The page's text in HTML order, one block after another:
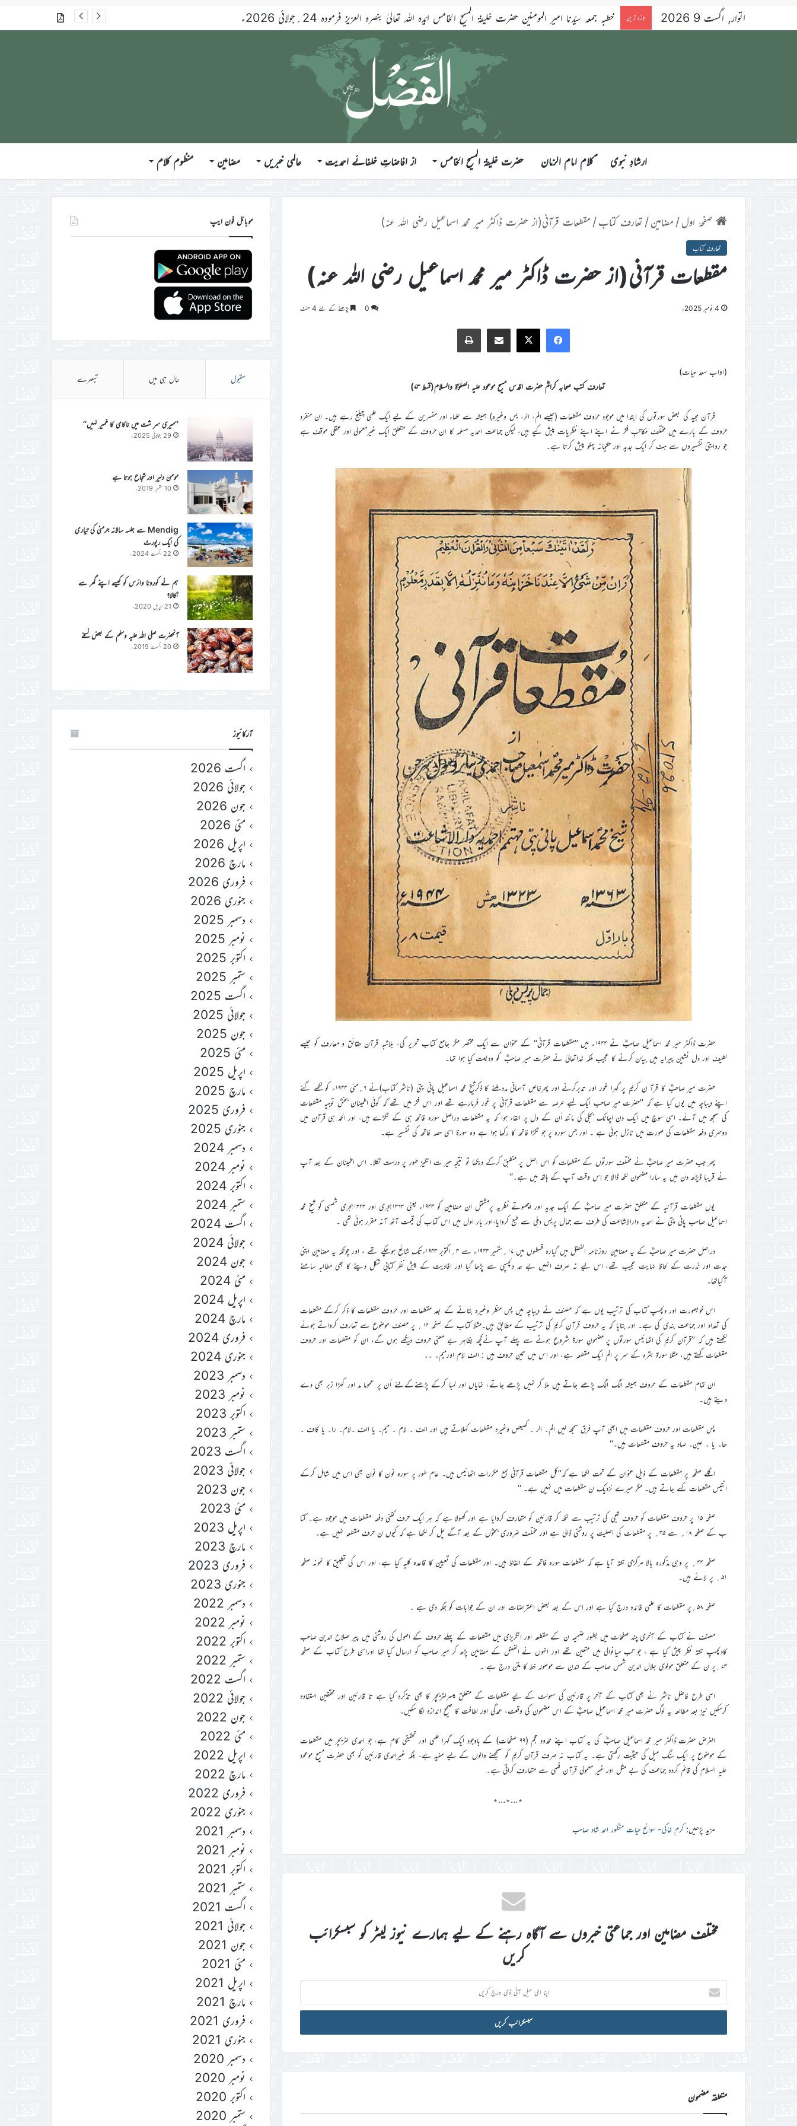
اتوار, اگست 9 2026 تازہ ترین بچوں کا الفضل 9؍اگست 2026ء گذشتہ شمارے
ارشادِ نبوی ؑکلام امام الزمان حضرت خلیفۃ المسیح الخامس از افاضاتِ خلفائے احمدیت عالمی خبریں مضامین منظوم کلام
صفحۂ اول/ مضامین/تعارف کتاب/ مقطعات قرآنی(از حضرت ڈاکٹر میر محمد اسماعیل رضی اللہ عنہ)
تعارف کتاب
مقطعات قرآنی(از حضرت ڈاکٹر میر محمد اسماعیل رضی اللہ عنہ)
4 نومبر 2025ء 0 پڑھنے کے لئے 4 منٹ
Facebook
X
Share via Email
Print
(اواب سعد حیات)
تعارف کتب صحابہ کرامؓ حضرت اقدس مسیح موعود علیہ الصلوٰۃ والسلام(قسط ۷۳)
قرآن مجید کی بعض سورتوں کی ابتدا میں موجود حروف مقطعات (جیسے الم، الر، یس وغیرہ) ہمیشہ سے علماء اور مفسرین کے لیے ایک علمی چیلنج رہے ہیں۔ ان منفرد
حروف کے بارے میں مختلف مکاتبِ فکر نے اپنے اپنے نظریات پیش کیے ہیں، لیکن جماعت احمدیہ مسلمہ کا اِن حروف کے متعلق ایک غیرمعمولی اور عقلی موقف ہے
جو روایتی تفسیروں سے ہٹ کر ایک جدید اور حکیمانہ پہلو پیش کرتا ہے۔
حضرت ڈاکٹر میر محمد اسماعیل صاحبؓ نے ۱۹۴۴ء میں ’’مقطعات قرآنی‘‘ کے عنوان سے ایک مختصر مگر جامع کتاب تحریر کی، بلاشبہ قرآن حقائق و معارف کو جیسے
لطیف اور دل نشین پیرایہ میں بیان کرنے کا عجیب ملکہ خداتعالیٰ نے حضرت میر صاحبؓ کو ودیعت کیا ہوا تھا۔
حضرت میر صاحبؓ کا قرآ ن کریم پر گہرا غور اور تدبرکرنے اور پھرخاص آسمانی مدد ملنے کا ذکرشیخ محمد اسماعیل پانی پتی (ناشر کتاب)نے ۶؍مئی ۱۹۴۴ء کو لکھے گئے
اپنے دیباچہ میں یوں کیا ہے کہ ’’حضرت میر صاحب ایک لمبے عرصہ سے مقطعات قرآنی پر غور فرمارہے تھے اور اس فکر میں تھے کہ کوئی اطمینان بخش توجیہ مقطعات
کی سمجھ میں آئے۔ اسی سوچ میں ایک دن اچانک بجلی کی مانند اُن کے دل پر القاء ہوا کہ یہ مقطعات دراصل سورہ فاتحہ ہی کے ٹکڑے ہیں، اور الحمد ہی قرآن میں
دوسری دفعہ مقطعات کی صورت میں نازل ہوئی ہے ۔ اور جس سورہ پر جو ٹکڑا فاتحہ کا رکھا ہوا ہے وہ سورۃ اسی حصہ فاتحہ کی تفسیر ہے۔
پھر جب حضرت میر صاحبؓ نے مختلف سورتوں کے مقطعات کو اس اصل پر منطبق کرکے دیکھا تو نتیجہ حیر ت انگیز طور پر درست نکلا۔ اس اطمینان کے بعد آپ
نے قریبا ڈیڑھ دن میں یہ سارا مضمون لکھ ڈالا جو اِس وقت آپ کے ہاتھ میں ہے۔‘‘
یوں مقطعات قرآنیہ کے متعلق حضرت میر صاحبؓ کے ایک جدید اور اچھوتے نظریہ پرمشتمل ان مضامین کو ۱۹۴۴ء یعنی ۱۳۶۳ہجری اور ۱۳۲۳ہجری شمسی کو شیخ محمد
اسماعیل صاحب پانی پتی نے احمدیہ دارالاشاعت کی طرف سے جمال پریس دہلی سے طبع کروایا،اور بار اول میں اس کتاب کی قیمت آٹھ آنہ مقرر ہوئی تھی ۔
دراصل حضرت میر صاحبؓ کے یہ مضامین روزنامہ الفضل میں گیارہ قسطوں میں ۱۷؍ستمبر ۱۹۴۳ء سے ۳؍اکتوبر ۱۹۴۳ءتک شائع ہوچکے تھے ، اور چونکہ یہ مضامین اپنی
جدت اور نُدرت کے لحاظ نہایت عجیب تھے، اس لیے نہ صرف انہیں بے حد دلچسپی سے پڑھا گیا اور افادیت کے پیش نظر کتابی شکل دینے کا بھی مطالبہ سامنے
آگیاتھا۔
اس خوبصورت اور دلچسپ کتاب کی ترتیب یوں ہے کہ مصنف نے دیباچہ میں پس منظر وغیرہ بتانے کے بعد مقطعات اور حروف مقطعات کا ذکر کرکے مقطعات
کی تعداد اور جماعت بندی کی ہے۔ اور بتایا کہ یہ حروف قرآن کریم کی ترتیب کے مطابق ہیں۔مثلا کتاب کے صفحہ ۱۲؍ پر مصنف موضوع سے تعارف کرواتے ہوئے
لکھتے ہیں کہ ’’قرآن کریم کی اٹھائیس سورتوں پر مضمونِ سورۃ شروع ہونے سے پہلے آپ نےکچھ بظاہر بے معنی حروف دیکھے ہوں گے، ان کو مقطعات اور حروف
مقطعات کہتے ہیں، مثلا سورۃ بقرہ کے سر پر الم ایک مقطعہ ہے، اور اس میں تین حروف ہیں : الف لام اورمیم۔ ۔۔
ان تمام مقطعات کے حروف ہمیشہ الگ الگ پڑھے جاتے ہیں ملا کر نہیں پڑھے جاتے، نمایاں اور لمبا کرکے پڑھنےکےلئے اُن پر عموما مد اور کھڑا زبر بھی دے
دیتے ہیں۔
پس مقطعات اور حروف مقطعات میں ابھی آپ فرق سمجھ لیں الم۔ الر ۔ کھیعص وغیرہ مقطعات کہلاتے ہیں اور الف ۔ لام ۔ میم۔ یا الف ۔لام۔ را۔ یا کاف ۔
ھا۔ یا ۔ عین۔ صاد یہ حروف مقطعات ہیں۔‘‘
اگلے صفحہ پر مقطعات کے ذیل عنوان کے تحت لکھا ہے کہ’’کل مقطعات قرآنی بمع مکررات اٹھائیس ہیں۔ عام طور پر سورہ نون کا نون بھی اس میں شامل کرکے
انتیس مقطعات کہے جاتے ہیں۔ مگر میرے نزدیک ن مقطعات میں نہیں ہے۔ ‘‘
صفحہ ۱۵ پر حروف مقطعات کو حروف تہجی کی ترتیب سے لکھ کر قارئین کو متعارف کروایا ہے اور کھولا ہے کہ ہر ایک حرف کتنی دفعہ مقطعات میں موجود ہے۔ کتا
ب کے صفحہ ۱۸؍ سے ۳۵؍ پر مقطعات کی اصلیت پر روشنی ڈالی ہے اور مختلف ضروری بحثوں کے بعد آگے چل کر لکھا ہے کہ کیوں ن حرف مقطعہ نہیں ہے۔
صفحہ ۴۴؍ پر وہی مذکورہ بالا مرکزی نکتہ آیا ہے کہ مقطعات سورہ فاتحہ کے الفاظ ہیں۔ اور مقطعات کی تعیین کا قاعدہ کلیہ کیا ہے، اور اس کی تطبیق کا نمونہ صفحہ
۵۱؍ پر لائے ہیں۔
صفحہ ۵۸؍پر مقطعات کا علمی فائدہ درج کیا ہے اور اِس کے بعد بعض اعتراضات اور ان کے جوابات کو جگہ دی ہے ۔
مصنف نے کتاب کے آخری چند صفحات میں بطور ضمیمہ ن کے مقطعہ اور انگریزی میں مقطعات کے پہلے حروف کے اصول کی روشنی میں پیر صلاح الدین صاحب
کادلچسپ نکتہ نظر پیش کیا ہے ، جو تب میانوالی میں متعین تھے اور انہوں نے الفضل کے مضامین پڑھ کر میر صاحب کو ارسال کیا تھا اوراسی طرح کتاب کے صفحہ
۷۳؍پر ن کے متعلق مولوی جلال الدین شمس صاحب کے لندن سے موصولہ خط کا متن درج ہے ۔
اسی طرح فاضل ناشر نے بھی کتاب کے آخر پر قارئین کی سہولت کے لیے مقطعات کے متعلق میسرلٹریچر کا بھی تذکرہ کیا ہے تا قارئین اور محققین استفادہ
کرسکیں نیز بعد مطالعہ یہ لوگ حضرت میر محمد اسماعیل صاحبؓ کے اس مضمون کی وقعت، عمدگی اور لطافت کا صحیح اندازہ لگا سکیں۔
الغرض حضرت ڈاکٹر میر محمد اسماعیل صاحبؓ کی یہ کتاب اپنے محدود حجم (۹۹ صفحات) کے باوجود ایک گہرا علمی اور تحقیقی کام ہے، جو احمدی لٹریچر میں مقطعات
کے موضوع پر ایک سنگِ میل کی حیثیت رکھتی ہے۔ یہ کتاب نہ صرف قرآن کریم کو سمجھنے والوں کے لیے مفید ہے، بلکہ غیراحمدی قارئین کو بھی حضرت مسیح موعود
علیہ السلام کی قائم کردہ جماعت کی بے مثل اور غیر معمولی قرآن فہمی سے متعارف کراتی ہے۔
٭…٭…٭
مزید پڑھیں: کرمِ خاکی- سوانح حیات منظور احمد شاد صاحب
مختلف مضامین اور جماعتی خبروں سے آگاہ رہنے کے لیے ہمارے نیوز لیٹر کو سبسکرائب
کریں
اپنا
ای
میل
ڈی
متعلقہ مضمون
موبائل فون ایپ
مقبول حال ہی میں تبصرے
’’میری سر شت میں ناکامی کا خمیر نہیں‘‘
29 جولائی 2025ء
مومن دلیر اور شجاع ہوتا ہے
10 ستمبر 2019ء
Mendig سے جلسہ سالانہ جرمنی کی تیاری
کی ایک رپورٹ
22 اگست 2024ء
ہم نے کورونا وائرس کو کیسے اپنے گھر سے
نکالا؟
21 اپریل 2020ء
آنحضرت صلی اللہ علیہ وسلم کے بعض نسخے
20 اگست 2019ء
آرکائیوز
اگست 2026
جولائی 2026
جون 2026
مئی 2026
اپریل 2026
مارچ 2026
فروری 2026
جنوری 2026
دسمبر 2025
نومبر 2025
اکتوبر 2025
ستمبر 2025
اگست 2025
جولائی 2025
جون 2025
مئی 2025
اپریل 2025
مارچ 2025
فروری 2025
جنوری 2025
دسمبر 2024
نومبر 2024
اکتوبر 2024
ستمبر 2024
اگست 2024
جولائی 2024
جون 2024
مئی 2024
اپریل 2024
مارچ 2024
فروری 2024
جنوری 2024
دسمبر 2023
نومبر 2023
اکتوبر 2023
ستمبر 2023
اگست 2023
جولائی 2023
جون 2023
مئی 2023
اپریل 2023
مارچ 2023
فروری 2023
جنوری 2023
دسمبر 2022
نومبر 2022
اکتوبر 2022
ستمبر 2022
اگست 2022
جولائی 2022
جون 2022
مئی 2022
اپریل 2022
مارچ 2022
فروری 2022
جنوری 2022
دسمبر 2021
نومبر 2021
اکتوبر 2021
ستمبر 2021
اگست 2021
جولائی 2021
جون 2021
مئی 2021
اپریل 2021
مارچ 2021
فروری 2021
جنوری 2021
دسمبر 2020
نومبر 2020
اکتوبر 2020
ستمبر 2020